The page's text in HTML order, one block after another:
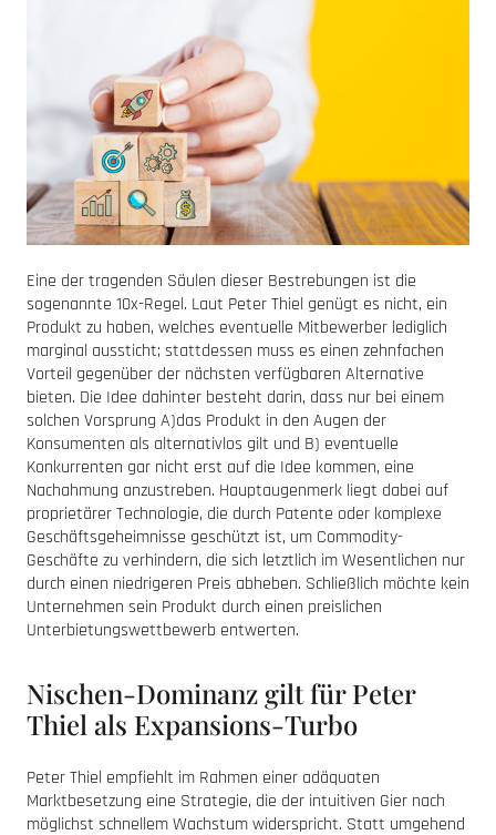
Eine der tragenden Säulen dieser Bestrebungen ist die
sogenannte 10x-Regel. Laut Peter Thiel genügt es nicht, ein
Produkt zu haben, welches eventuelle Mitbewerber lediglich
marginal aussticht; stattdessen muss es einen zehnfachen
Vorteil gegenüber der nächsten verfügbaren Alternative
bieten. Die Idee dahinter besteht darin, dass nur bei einem
solchen Vorsprung A)das Produkt in den Augen der
Konsumenten als alternativlos gilt und B) eventuelle
Konkurrenten gar nicht erst auf die Idee kommen, eine
Nachahmung anzustreben. Hauptaugenmerk liegt dabei auf
proprietärer Technologie, die durch Patente oder komplexe
Geschäftsgeheimnisse geschützt ist, um Commodity-
Geschäfte zu verhindern, die sich letztlich im Wesentlichen nur
durch einen niedrigeren Preis abheben. Schließlich möchte kein
Unternehmen sein Produkt durch einen preislichen
Unterbietungswettbewerb entwerten.
Nischen-Dominanz gilt für Peter
Thiel als Expansions-Turbo
Peter Thiel empfiehlt im Rahmen einer adäquaten
Marktbesetzung eine Strategie, die der intuitiven Gier nach
möglichst schnellem Wachstum widerspricht. Statt umgehend